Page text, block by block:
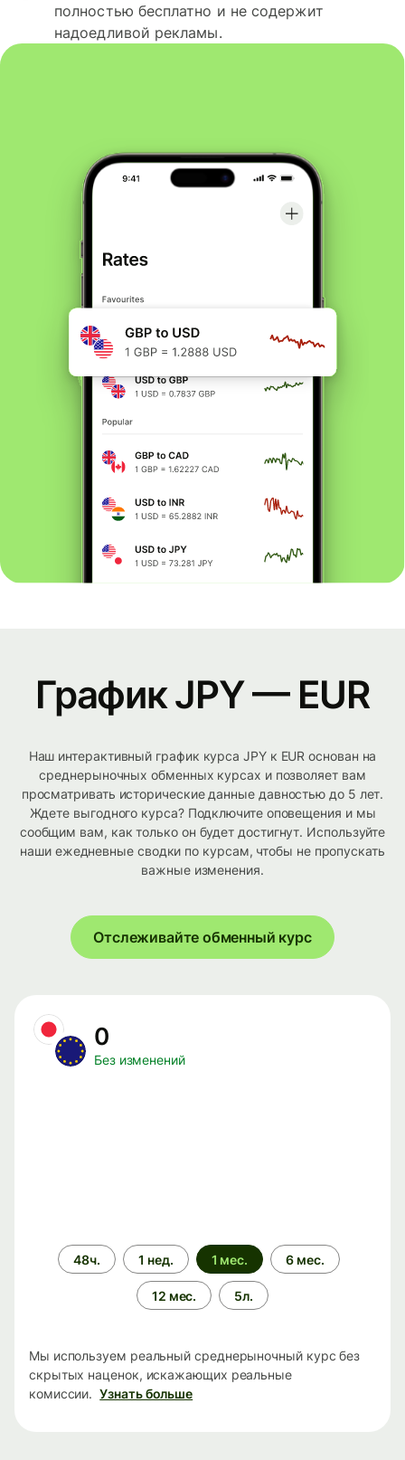
полностью бесплатно и не содержит
надоедливой рекламы.
График JPY — EUR
Наш интерактивный график курса JPY к EUR основан на
среднерыночных обменных курсах и позволяет вам
просматривать исторические данные давностью до 5 лет.
Ждете выгодного курса? Подключите оповещения и мы
сообщим вам, как только он будет достигнут. Используйте
наши ежедневные сводки по курсам, чтобы не пропускать
важные изменения.
Отслеживайте обменный курс
0
Без изменений
Период
времени
48ч. 1 нед. 1 мес. 6 мес.
12 мес. 5л.
Мы используем реальный среднерыночный курс без
скрытых наценок, искажающих реальные
комиссии. Узнать больше